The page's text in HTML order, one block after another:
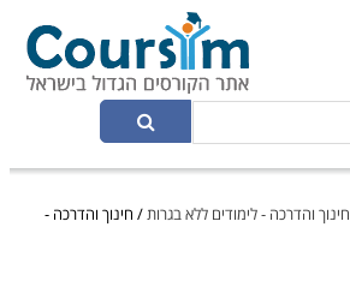
חינוך והדרכה - לימודים ללא בגרות/ חינוך והדרכה -